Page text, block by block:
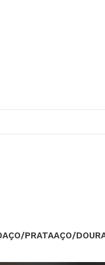
AÇO/PRATAAÇO/